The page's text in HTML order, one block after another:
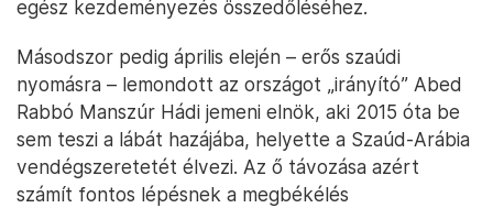
egész kezdeményezés összedőléséhez.
Másodszor pedig április elején – erős szaúdi
nyomásra – lemondott az országot „irányító” Abed
Rabbó Manszúr Hádi jemeni elnök, aki 2015 óta be
sem teszi a lábát hazájába, helyette a Szaúd-Arábia
vendégszeretetét élvezi. Az ő távozása azért
számít fontos lépésnek a megbékélés